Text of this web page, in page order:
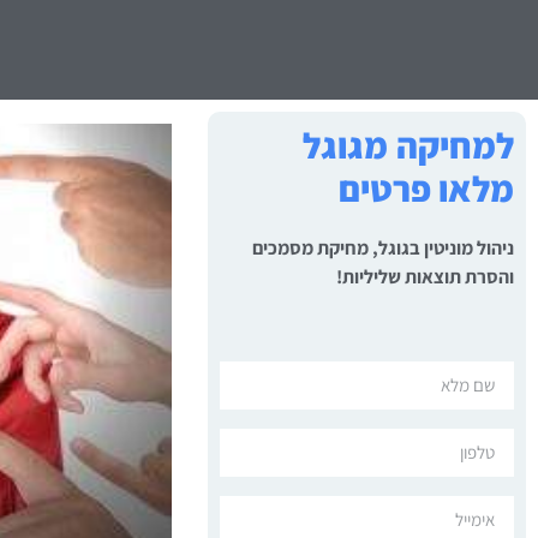
למחיקה מגוגל
מלאו פרטים
ניהול מוניטין בגוגל, מחיקת מסמכים
והסרת תוצאות שליליות!